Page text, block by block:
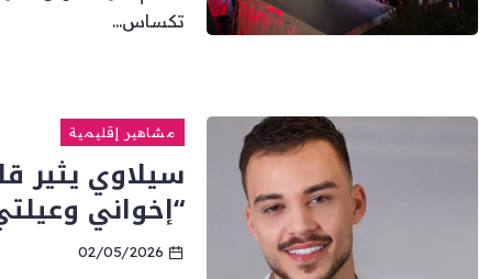
تكساس...
مشاهير إقليمية
سيلاوي يثير
“إخواني
02/05/2026